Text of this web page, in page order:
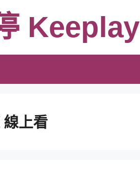
Keeplay
線上看